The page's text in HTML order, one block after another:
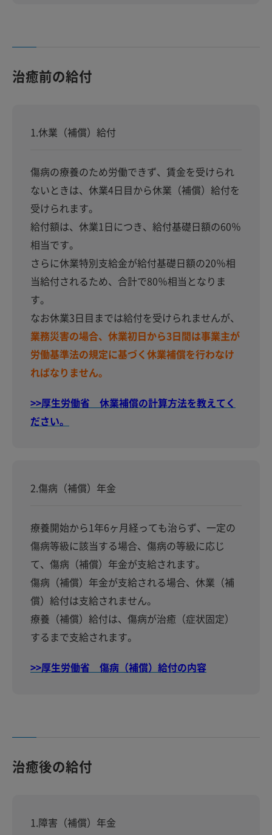
治癒前の給付
1.休業（補償）給付
傷病の療養のため労働できず、賃金を受けられ
ないときは、休業4日目から休業（補償）給付を
受けられます。
給付額は、休業1日につき、給付基礎日額の60％
相当です。
さらに休業特別支給金が給付基礎日額の20％相
当給付されるため、合計で80％相当となりま
す。
なお休業3日目までは給付を受けられませんが、
業務災害の場合、休業初日から3日間は事業主が
労働基準法の規定に基づく休業補償を行わなけ
ればなりません。
>>厚生労働省 休業補償の計算方法を教えてく
ださい。
2.傷病（補償）年金
療養開始から1年6ヶ月経っても治らず、一定の
傷病等級に該当する場合、傷病の等級に応じ
て、傷病（補償）年金が支給されます。
傷病（補償）年金が支給される場合、休業（補
償）給付は支給されません。
療養（補償）給付は、傷病が治癒（症状固定）
するまで支給されます。
>>厚生労働省 傷病（補償）給付の内容
治癒後の給付
1.障害（補償）年金